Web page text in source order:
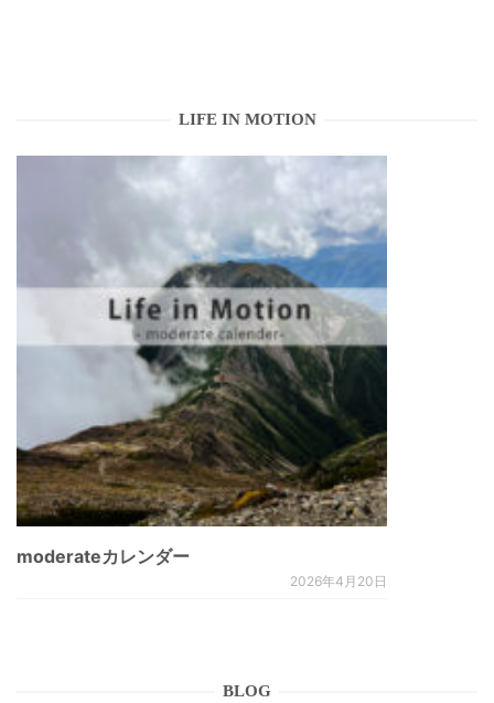
LIFE IN MOTION
moderateカレンダー
2026年4月20日
BLOG